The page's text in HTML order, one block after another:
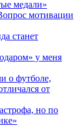
медали»
мотивации
станет
у меня
о футболе,
от
но по